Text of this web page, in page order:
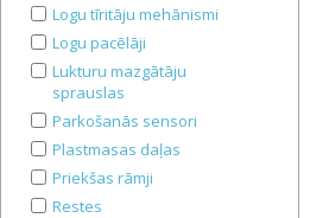
Logu tīritāju mehānismi
Logu pacēlāji
Lukturu mazgātāju
sprauslas
Parkošanās sensori
Plastmasas daļas
Priekšas rāmji
Restes